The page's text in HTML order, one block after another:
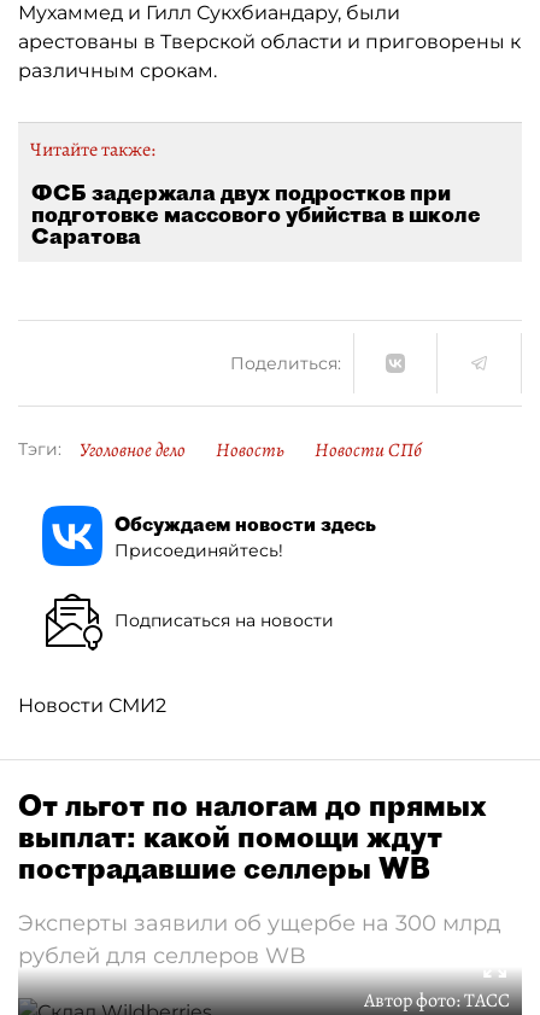
Мухаммед и Гилл Сукхбиандару, были
арестованы в Тверской области и приговорены к
различным срокам.
Читайте также:
ФСБ задержала двух подростков при
подготовке массового убийства в школе
Саратова
Поделиться:
Тэги: Уголовное дело Новость Новости СПб
Обсуждаем новости здесь
Присоединяйтесь!
Подписаться на новости
Новости СМИ2
От льгот по налогам до прямых
выплат: какой помощи ждут
пострадавшие селлеры WB
Эксперты заявили об ущербе на 300 млрд
рублей для селлеров WB
Автор фото:ТАСС